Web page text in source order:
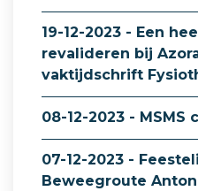
19-12-2023 - Een
revalideren bij
vaktijdschrift
08-12-2023 - MSMS
07-12-2023 -
Beweegroute